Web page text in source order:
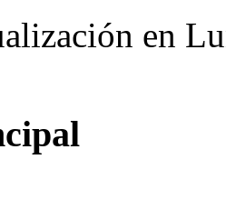
en